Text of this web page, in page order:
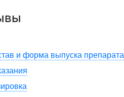
и форма выпуска препарата